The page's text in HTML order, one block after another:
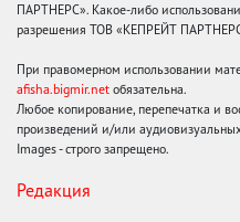
ПАРТНЕРС». Какое-либо
разрешения ТОВ «КЕПРЕЙТ
При правомерном использовании
afisha.bigmir.net обязательна.
Любое копирование, перепечатка и
произведений и/или
Images - строго запрещено.
Редакция